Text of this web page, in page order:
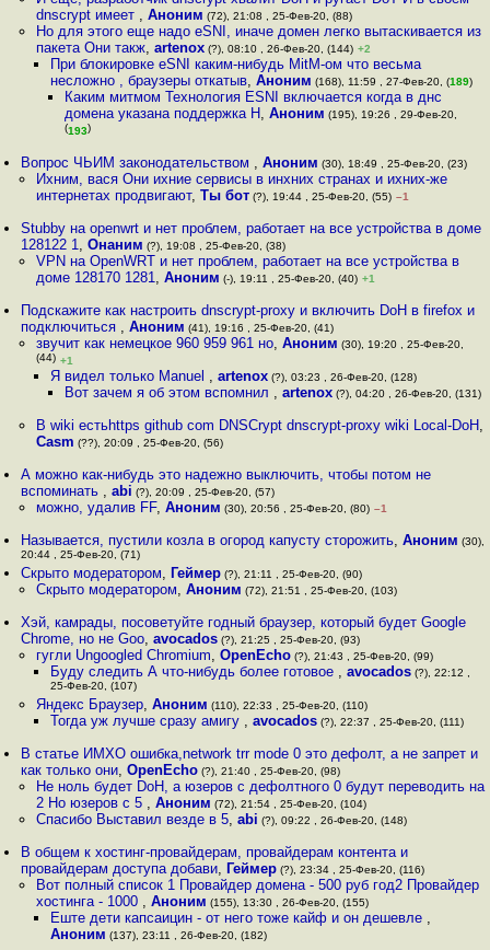
dnscrypt имеет , Аноним (72), 21:08 , 25-Фев-20, (88)
Но для этого еще надо eSNI, иначе домен легко вытаскивается из
пакета Они такж, artenox(?), 08:10 , 26-Фев-20, (144) +2
При блокировке eSNI каким-нибудь MitM-ом что весьма
несложно , браузеры откатыв, Аноним (168), 11:59 , 27-Фев-20, (189)
Каким митмом Технология ESNI включается когда в днс
домена указана поддержка Н,Аноним (195), 19:26 , 29-Фев-20,
(193)
Вопрос ЧЬИМ законодательством ,Аноним (30), 18:49 , 25-Фев-20, (23)
Ихним, вася Они ихние сервисы в инхних странах и ихних-же
интернетах продвигают, Ты бот(?), 19:44 , 25-Фев-20, (55) –1
Stubby на openwrt и нет проблем, работает на все устройства в доме
128122 1,Онаним (?), 19:08 , 25-Фев-20, (38)
VPN на OpenWRT и нет проблем, работает на все устройства в
доме 128170 1281, Аноним (-), 19:11 , 25-Фев-20, (40) +1
Подскажите как настроить dnscrypt-proxy и включить DoH в firefox и
подключиться ,Аноним (41), 19:16 , 25-Фев-20, (41)
звучит как немецкое 960 959 961 но, Аноним (30), 19:20 , 25-Фев-20,
(44) +1
Я видел только Manuel , artenox(?), 03:23 , 26-Фев-20, (128)
Вот зачем я об этом вспомнил ,artenox (?), 04:20 , 26-Фев-20, (131)
В wiki естьhttps github com DNSCrypt dnscrypt-proxy wiki Local-DoH,
Casm (??), 20:09 , 25-Фев-20, (56)
А можно как-нибудь это надежно выключить, чтобы потом не
вспоминать ,abi (?), 20:09 , 25-Фев-20, (57)
можно, удалив FF, Аноним (30), 20:56 , 25-Фев-20, (80) –1
Называется, пустили козла в огород капусту сторожить,Аноним (30),
20:44 , 25-Фев-20, (71)
Скрыто модератором, Геймер (?), 21:11 , 25-Фев-20, (90)
Скрыто модератором, Аноним (72), 21:51 , 25-Фев-20, (103)
Хэй, камрады, посоветуйте годный браузер, который будет Google
Chrome, но не Goo,avocados (?), 21:25 , 25-Фев-20, (93)
гугли Ungoogled Chromium, OpenEcho(?), 21:43 , 25-Фев-20, (99)
Буду следить А что-нибудь более готовое , avocados(?), 22:12 ,
25-Фев-20, (107)
Яндекс Браузер, Аноним (110), 22:33 , 25-Фев-20, (110)
Тогда уж лучше сразу амигу , avocados(?), 22:37 , 25-Фев-20, (111)
В статье ИМХО ошибка,network trr mode 0 это дефолт, a не запрет и
как только они,OpenEcho (?), 21:40 , 25-Фев-20, (98)
Не ноль будет DoH, а юзеров с дефолтного 0 будут переводить на
2 Но юзеров с 5 , Аноним (72), 21:54 , 25-Фев-20, (104)
Спасибо Выставил везде в 5, abi (?), 09:22 , 26-Фев-20, (148)
В общем к хостинг-провайдерам, провайдерам контента и
провайдерам доступа добави, Геймер (?), 23:34 , 25-Фев-20, (116)
Вот полный список 1 Провайдер домена - 500 руб год2 Провайдер
хостинга - 1000 , Аноним (155), 13:30 , 26-Фев-20, (155)
Еште дети капсаицин - от него тоже кайф и он дешевле ,
Аноним (137), 23:11 , 26-Фев-20, (182)